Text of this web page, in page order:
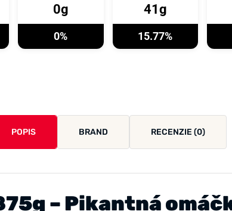
0g
0%
41g
15.77%
POPIS BRAND RECENZIE (0)
– Pikantná